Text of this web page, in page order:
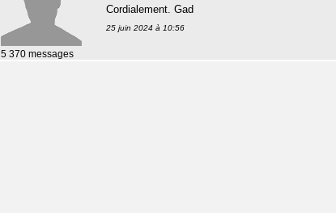
5 370 messages
Cordialement. Gad
25 juin 2024 à 10:56